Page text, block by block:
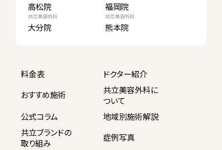
高松院 福岡院
共立美容外科
大分院
共立美容外科
熊本院
料金表
ドクター紹介
おすすめ施術
共立美容外科に
ついて
公式コラム
地域別施術解説
共立ブランドの
取り組み
症例写真